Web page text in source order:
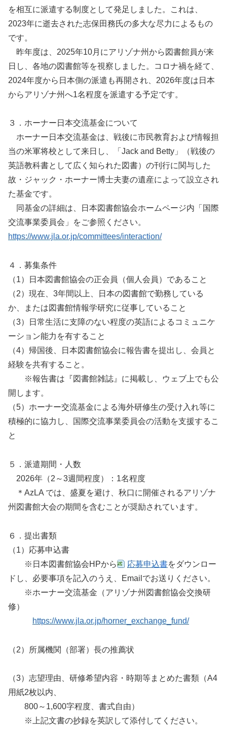
を相互に派遣する制度として発足しました。これは、
2023年に逝去された志保田務氏の多大な尽力によるもの
です。
昨年度は、2025年10月にアリゾナ州から図書館員が来
日し、各地の図書館等を視察しました。コロナ禍を経て、
2024年度から日本側の派遣も再開され、2026年度は日本
からアリゾナ州へ1名程度を派遣する予定です。
３．ホーナー日本交流基金について
ホーナー日本交流基金は、戦後に市民教育および情報担
当の米軍将校として来日し、「Jack and Betty」（戦後の
英語教科書として広く知られた図書）の刊行に関与した
故・ジャック・ホーナー博士夫妻の遺産によって設立され
た基金です。
同基金の詳細は、日本図書館協会ホームページ内「国際
交流事業委員会」をご参照ください。
https://www.jla.or.jp/committees/interaction/
４．募集条件
（1）日本図書館協会の正会員（個人会員）であること
（2）現在、3年間以上、日本の図書館で勤務している
か、または図書館情報学研究に従事していること
（3）日常生活に支障のない程度の英語によるコミュニケ
ーション能力を有すること
（4）帰国後、日本図書館協会に報告書を提出し、会員と
経験を共有すること。
※報告書は『図書館雑誌』に掲載し、ウェブ上でも公
開します。
（5）ホーナー交流基金による海外研修生の受け入れ等に
積極的に協力し、国際交流事業委員会の活動を支援するこ
と
５．派遣期間・人数
2026年（2～3週間程度）：1名程度
＊AzLA では、盛夏を避け、秋口に開催されるアリゾナ
州図書館大会の期間を含むことが奨励されています。
６．提出書類
（1）応募申込書
※日本図書館協会HPから
応募申込書をダウンロー
ドし、必要事項を記入のうえ、Emailでお送りください。
※ホーナー交流基金（アリゾナ州図書館協会交換研
修）
https://www.jla.or.jp/horner_exchange_fund/
（2）所属機関（部署）長の推薦状
（3）志望理由、研修希望内容・時期等まとめた書類（A4
用紙2枚以内、
800～1,600字程度、書式自由）
※上記文書の抄録を英訳して添付してください。